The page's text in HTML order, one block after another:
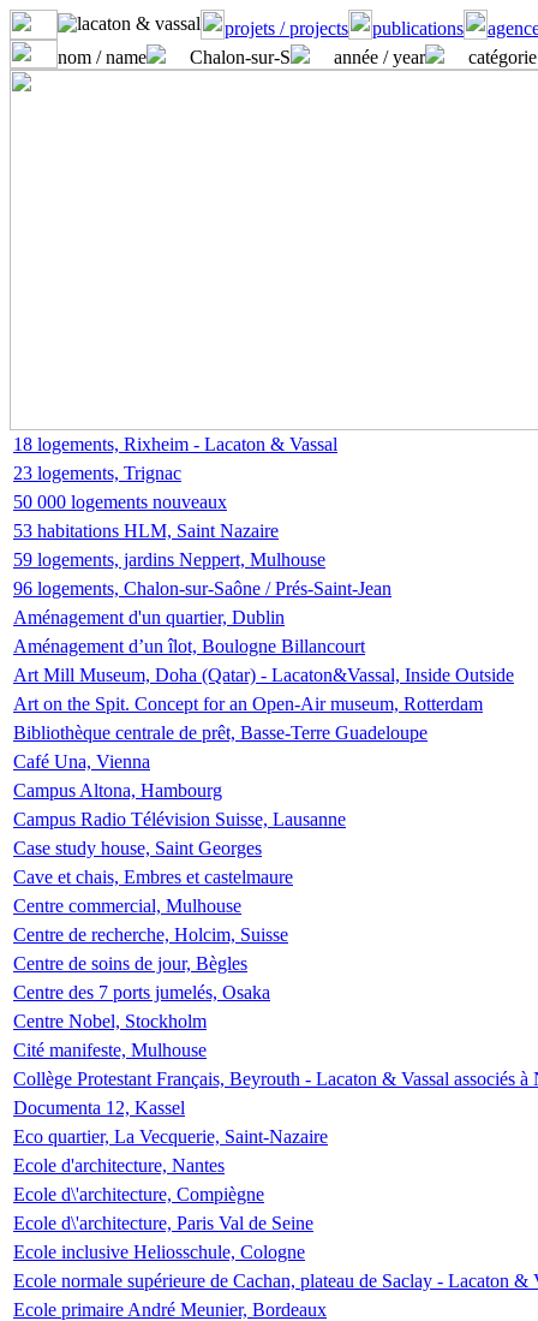
projets / projects publications
nom / name
Chalon-sur-S année / year
18 logements, Rixheim - Lacaton & Vassal
23 logements, Trignac
50 000 logements nouveaux
53 habitations HLM, Saint Nazaire
59 logements, jardins Neppert, Mulhouse
96 logements, Chalon-sur-Saône / Prés-Saint-Jean
Aménagement d'un quartier, Dublin
Aménagement d’un îlot, Boulogne Billancourt
Art Mill Museum, Doha (Qatar) - Lacaton&Vassal, Inside Outside
Art on the Spit. Concept for an Open-Air museum, Rotterdam
Bibliothèque centrale de prêt, Basse-Terre Guadeloupe
Café Una, Vienna
Campus Altona, Hambourg
Campus Radio Télévision Suisse, Lausanne
Case study house, Saint Georges
Cave et chais, Embres et castelmaure
Centre commercial, Mulhouse
Centre de recherche, Holcim, Suisse
Centre de soins de jour, Bègles
Centre des 7 ports jumelés, Osaka
Centre Nobel, Stockholm
Cité manifeste, Mulhouse
Collège Protestant Français, Beyrouth - Lacaton & Vassal associés
Documenta 12, Kassel
Eco quartier, La Vecquerie, Saint-Nazaire
Ecole d'architecture, Nantes
Ecole d\'architecture, Compiègne
Ecole d\'architecture, Paris Val de Seine
Ecole inclusive Heliosschule, Cologne
Ecole normale supérieure de Cachan, plateau de Saclay - Lacaton &
Ecole primaire André Meunier, Bordeaux